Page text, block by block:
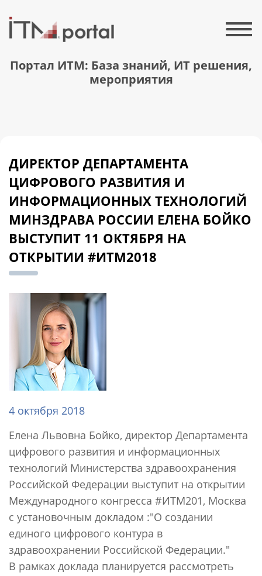
Портал ИТМ: База знаний, ИТ решения,
мероприятия
ДИРЕКТОР ДЕПАРТАМЕНТА
ЦИФРОВОГО РАЗВИТИЯ И
ИНФОРМАЦИОННЫХ ТЕХНОЛОГИЙ
МИНЗДРАВА РОССИИ ЕЛЕНА БОЙКО
ВЫСТУПИТ 11 ОКТЯБРЯ НА
ОТКРЫТИИ #ИТМ2018
4 октября 2018
Елена Львовна Бойко, директор Департамента
цифрового развития и информационных
технологий Министерства здравоохранения
Российской Федерации выступит на открытии
Международного конгресса #ИТМ201, Москва
с установочным докладом :"О создании
единого цифрового контура в
здравоохранении Российской Федерации."
В рамках доклада планируется рассмотреть